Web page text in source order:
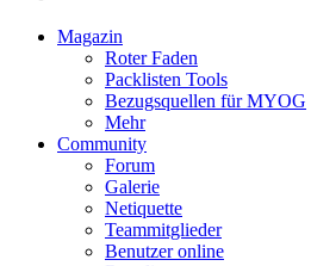
Magazin
Roter Faden
Packlisten Tools
Bezugsquellen für MYOG
Mehr
Community
Forum
Galerie
Netiquette
Teammitglieder
Benutzer online